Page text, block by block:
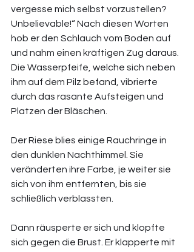
vergesse mich selbst vorzustellen?
Unbelievable!“ Nach diesen Worten
hob er den Schlauch vom Boden auf
und nahm einen kräftigen Zug daraus.
Die Wasserpfeife, welche sich neben
ihm auf dem Pilz befand, vibrierte
durch das rasante Aufsteigen und
Platzen der Bläschen.
Der Riese blies einige Rauchringe in
den dunklen Nachthimmel. Sie
veränderten ihre Farbe, je weiter sie
sich von ihm entfernten, bis sie
schließlich verblassten.
Dann räusperte er sich und klopfte
sich gegen die Brust. Er klapperte mit